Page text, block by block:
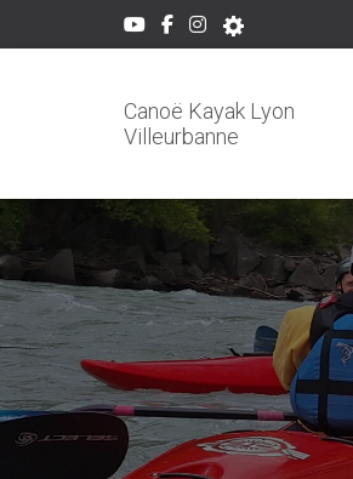
Canoë Kayak Lyon
Villeurbanne